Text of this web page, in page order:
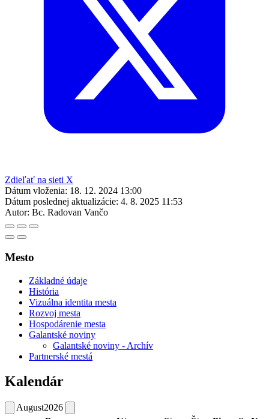
Zdieľať na sieti X
Dátum vloženia: 18. 12. 2024 13:00
Dátum poslednej aktualizácie: 4. 8. 2025 11:53
Autor: Bc. Radovan Vančo
Mesto
Základné údaje
História
Vizuálna identita mesta
Rozvoj mesta
Hospodárenie mesta
Galantské noviny
Galantské noviny - Archív
Partnerské mestá
Kalendár
August2026